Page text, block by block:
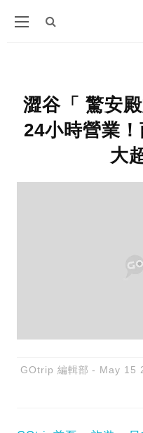
澀谷「 驚安
24小時營業
大
GOtrip 編輯部 May 15